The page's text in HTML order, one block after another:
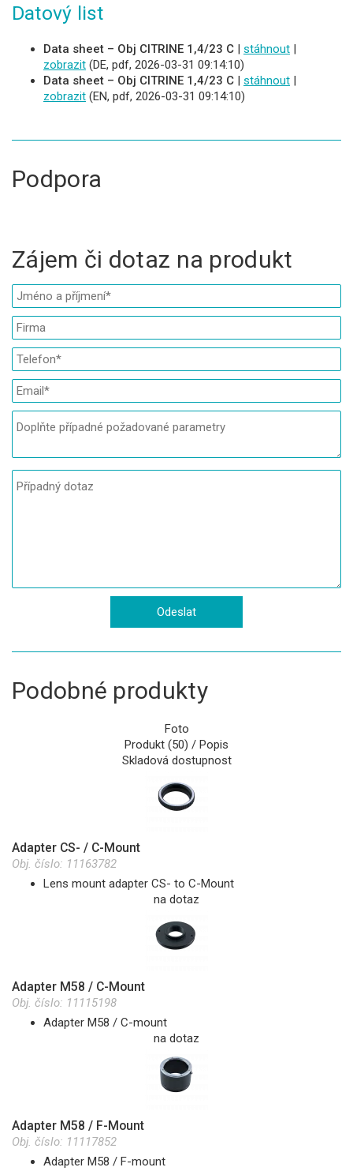
Datový list
Data sheet – Obj CITRINE 1,4/23 C | stáhnout |
zobrazit (DE, pdf, 2026-03-31 09:14:10)
Data sheet – Obj CITRINE 1,4/23 C | stáhnout |
zobrazit (EN, pdf, 2026-03-31 09:14:10)
Podpora
Zájem či dotaz na produkt
Podobné produkty
Foto
Produkt (50) / Popis
Skladová dostupnost
Adapter CS- / C-Mount
Obj. číslo: 11163782
Lens mount adapter CS- to C-Mount
na dotaz
Adapter M58 / C-Mount
Obj. číslo: 11115198
Adapter M58 / C-mount
na dotaz
Adapter M58 / F-Mount
Obj. číslo: 11117852
Adapter M58 / F-mount